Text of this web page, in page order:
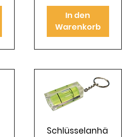
In den
Warenkorb
Schlüsselanhä